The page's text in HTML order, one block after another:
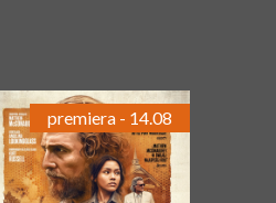
premiera - 14.08